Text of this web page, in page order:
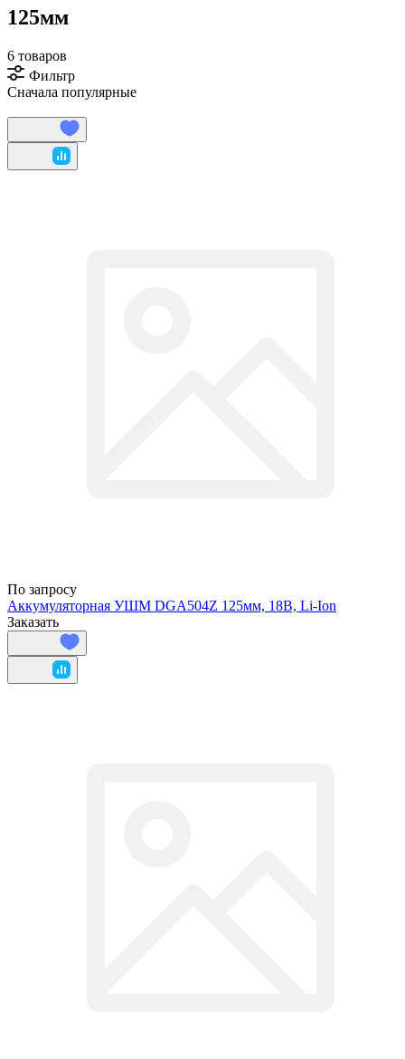
125мм
6 товаров
Фильтр
Сначала популярные
По запросу
Аккумуляторная УШМ DGA504Z 125мм, 18В, Li-Ion
Заказать